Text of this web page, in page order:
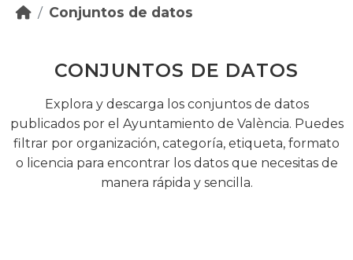
Conjuntos de datos
CONJUNTOS DE DATOS
Explora y descarga los conjuntos de datos
publicados por el Ayuntamiento de València. Puedes
filtrar por organización, categoría, etiqueta, formato
o licencia para encontrar los datos que necesitas de
manera rápida y sencilla.